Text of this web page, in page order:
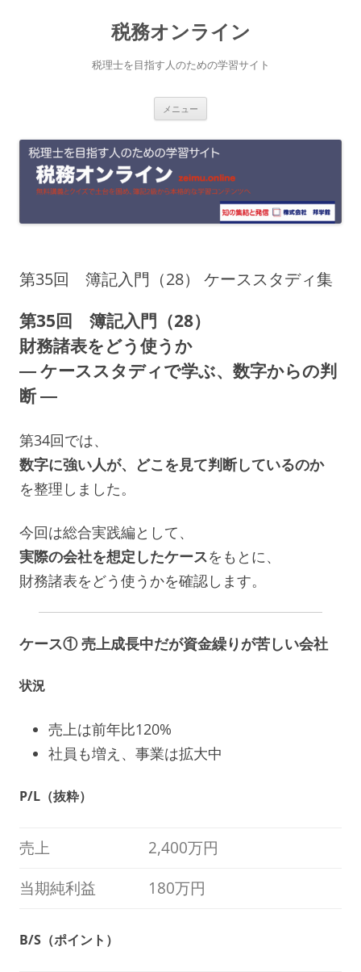
へ
ッ
税務オンライン
税理士を目指す人のための学習サイト
メニュー
第35回 簿記入門（28） ケーススタディ集
第35回 簿記入門（28）
財務諸表をどう使うか
― ケーススタディで学ぶ、数字からの判
断 ―
第34回では、
数字に強い人が、どこを見て判断しているのか
を整理しました。
今回は総合実践編として、
実際の会社を想定したケースをもとに、
財務諸表をどう使うかを確認します。
ケース① 売上成長中だが資金繰りが苦しい会社
状況
売上は前年比120%
社員も増え、事業は拡大中
P/L（抜粋）
売上
2,400万円
当期純利益
180万円
B/S（ポイント）